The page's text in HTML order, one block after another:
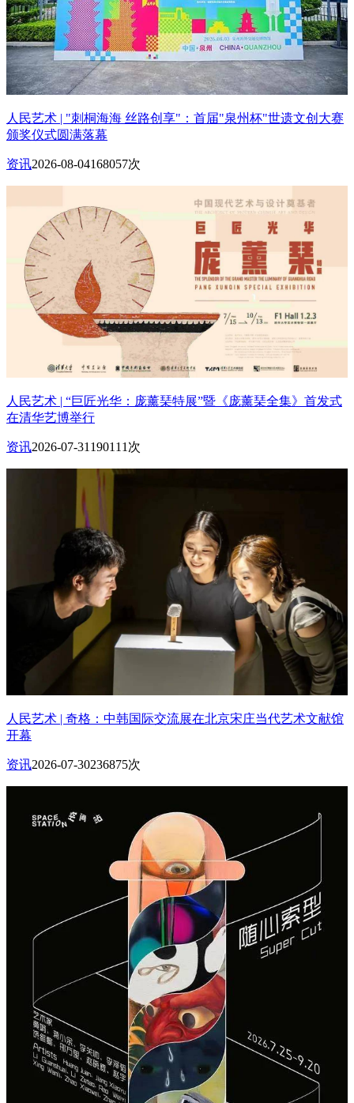
人民艺术 | "刺桐海海 丝路创享"：首届"泉州杯"世遗文创大赛
颁奖仪式圆满落幕
资讯2026-08-04168057次
人民艺术 | “巨匠光华：庞薰琹特展”暨《庞薰琹全集》首发式
在清华艺博举行
资讯2026-07-31 190111次
人民艺术 | 奇格：中韩国际交流展在北京宋庄当代艺术文献馆
开幕
资讯2026-07-30236875次